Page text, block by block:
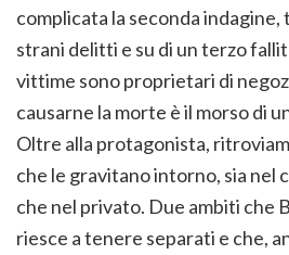
complicata la seconda indagine,
strani delitti e su di un terzo
vittime sono proprietari di
causarne la morte è il morso di
Oltre alla protagonista,
che le gravitano intorno, sia nel
che nel privato. Due ambiti che
riesce a tenere separati e che,